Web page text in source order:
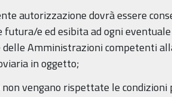
autorizzazione dovrà essere
e ed esibita ad ogni
delle Amministrazioni competenti
in oggetto;
non vengano rispettate le